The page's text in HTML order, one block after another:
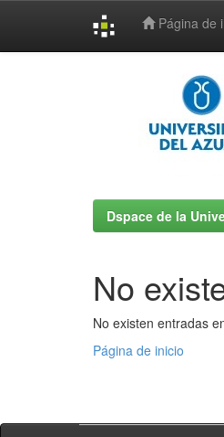
Página de
Dspace de la
No
No existen entradas
Página de inicio